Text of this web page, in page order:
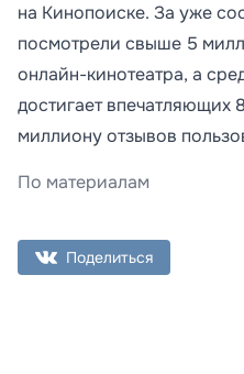
на Кинопоиске. За уже
посмотрели свыше 5
онлайн-кинотеатра, а
достигает впечатляющих
миллиону отзывов
По материалам
Поделиться